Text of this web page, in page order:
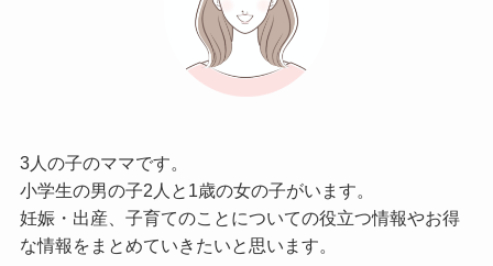
3人の子のママです。
小学生の男の子2人と1歳の女の子がいます。
妊娠・出産、子育てのことについての役立つ情報やお得
な情報をまとめていきたいと思います。